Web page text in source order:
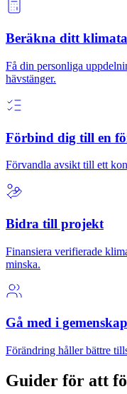
Beräkna ditt
Få din personliga
hävstänger.
Förbind dig till en
Förvandla avsikt till ett
Bidra till projekt
Finansiera verifierade
minska.
Gå med i
Förändring håller bättre
Guider för att